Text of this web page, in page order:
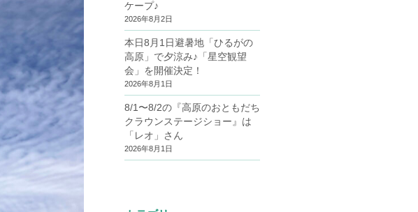
ケープ♪
2026年8月2日
本日8月1日避暑地「ひるがの
高原」で夕涼み♪「星空観望
会」を開催決定！
2026年8月1日
8/1〜8/2の『高原のおともだち
クラウンステージショー』は
「レオ」さん
2026年8月1日